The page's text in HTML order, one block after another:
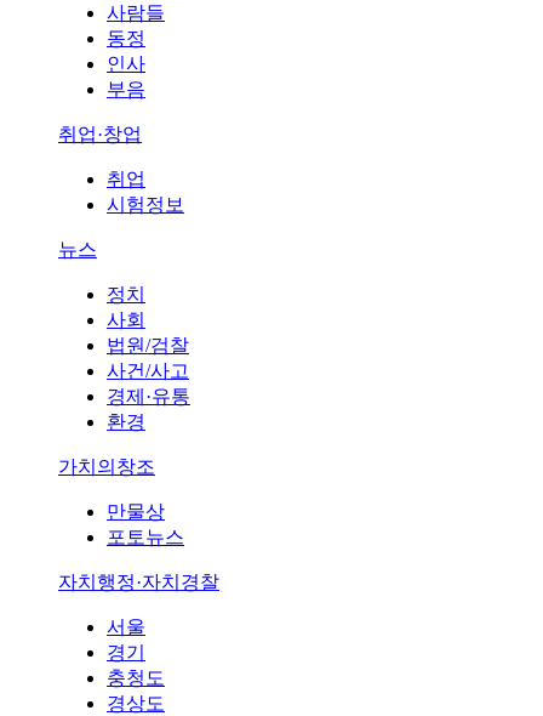
사람들
동정
인사
부음
취업·창업
취업
시험정보
뉴스
정치
사회
법원/검찰
사건/사고
경제·유통
환경
가치의창조
만물상
포토뉴스
자치행정·자치경찰
서울
경기
충청도
경상도